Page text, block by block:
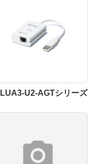
LUA3-U2-AGTシリーズ